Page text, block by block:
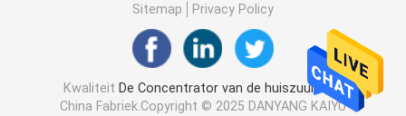
Huishouden Digitale Thermometer
Huishoudenbloeddrukmeter
Sitemap
Privacy Policy
Kwaliteit De Concentrator van de huiszuurstof
China Fabriek.Copyright © 2025 DANYANG KAIYU